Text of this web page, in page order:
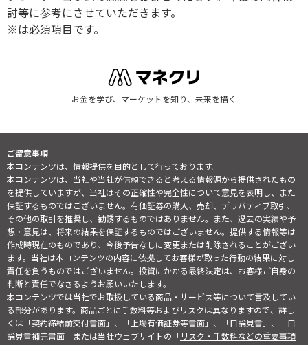
討等に参考にさせていただきます。
※は必須項目です。
お金を学び、マーケットを知り、未来を描く
ご留意事項
本コンテンツは、情報提供を目的として行っております。
本コンテンツは、当社や当社が信頼できると考える情報源から提供されたもの
を提供していますが、当社はその正確性や完全性について意見を表明し、また
保証するものではございません。有価証券の購入、売却、デリバティブ取引、
その他の取引を推奨し、勧誘するものではありません。また、過去の実績や予
想・意見は、将来の結果を保証するものではございません。提供する情報等は
作成時現在のものであり、今後予告なしに変更または削除されることがござい
ます。当社は本コンテンツの内容に依拠してお客様が取った行動の結果に対し
責任を負うものではございません。投資にかかる最終決定は、お客様ご自身の
判断と責任でなさるようお願いいたします。
本コンテンツでは当社でお取扱している商品・サービス等について言及してい
る部分があります。商品ごとに手数料等およびリスクは異なりますので、詳し
くは「契約締結前交付書面」、「上場有価証券等書面」、「目論見書」、「目
論見書補完書面」または当社ウェブサイトの「リスク・手数料などの重要事項